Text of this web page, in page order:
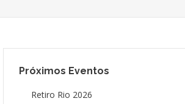
Próximos Eventos
Retiro Rio 2026